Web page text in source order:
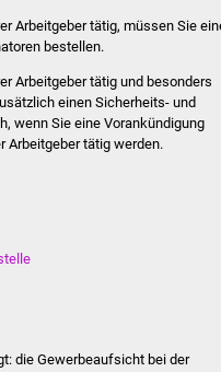
Arbeitgeber tätig, müssen Sie
bestellen.
Arbeitgeber tätig und besonders
einen Sicherheits- und
wenn Sie eine Vorankündigung
Arbeitgeber tätig werden.
die Gewerbeaufsicht bei der